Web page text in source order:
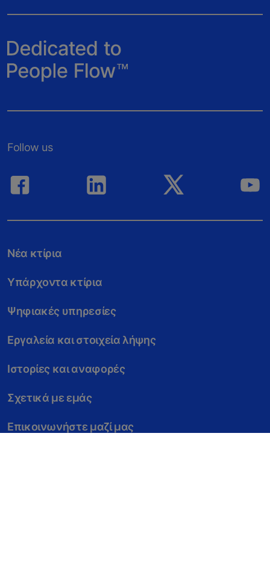
Follow us
Νέα κτίρια
Υπάρχοντα κτίρια
Ψηφιακές υπηρεσίες
Εργαλεία και στοιχεία λήψης
Ιστορίες και αναφορές
Σχετικά με εμάς
Επικοινωνήστε μαζί μας